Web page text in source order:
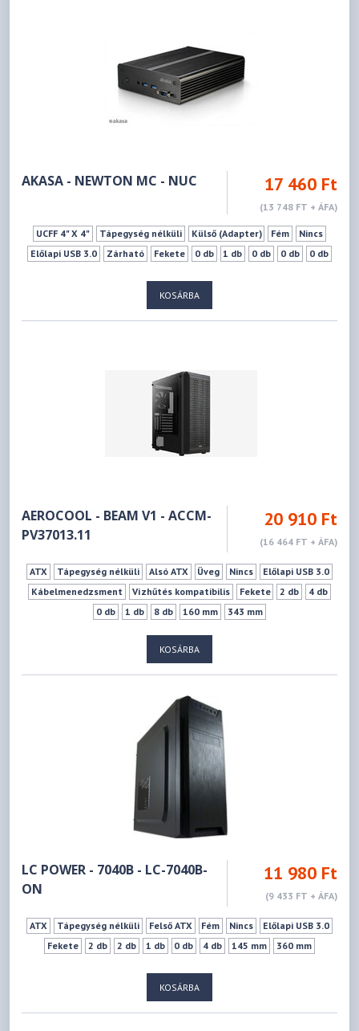
AKASA - NEWTON MC - NUC 17 460 Ft
(13 748 FT + ÁFA)
UCFF 4" X 4" Tápegység nélküli Külső (Adapter) Fém
Nincs
Előlapi USB 3.0
Zárható Fekete 0 db 1 db 0 db 0 db 0 db
KOSÁRBA
AEROCOOL - BEAM V1 - ACCM-
PV37013.11
20 910 Ft
(16 464 FT + ÁFA)
ATX Tápegység nélküli Alsó ATX Üveg Nincs
Előlapi USB 3.0
Kábelmenedzsment
Vízhűtés kompatibilis Fekete 2 db
4 db
0 db
1 db 8 db 160 mm 343 mm
KOSÁRBA
LC POWER - 7040B - LC-7040B-
ON
11 980 Ft
(9 433 FT + ÁFA)
ATX Tápegység nélküli Felső ATX Fém Nincs
Előlapi USB 3.0
Fekete
2 db 2 db 1 db 0 db 4 db 145 mm 360 mm
KOSÁRBA